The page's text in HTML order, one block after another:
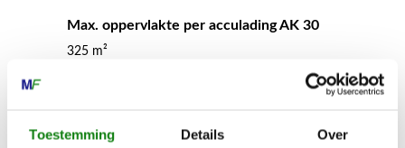
Toestemming Details Over
Max. oppervlakte per acculading AK 30
325 m²
325 m²